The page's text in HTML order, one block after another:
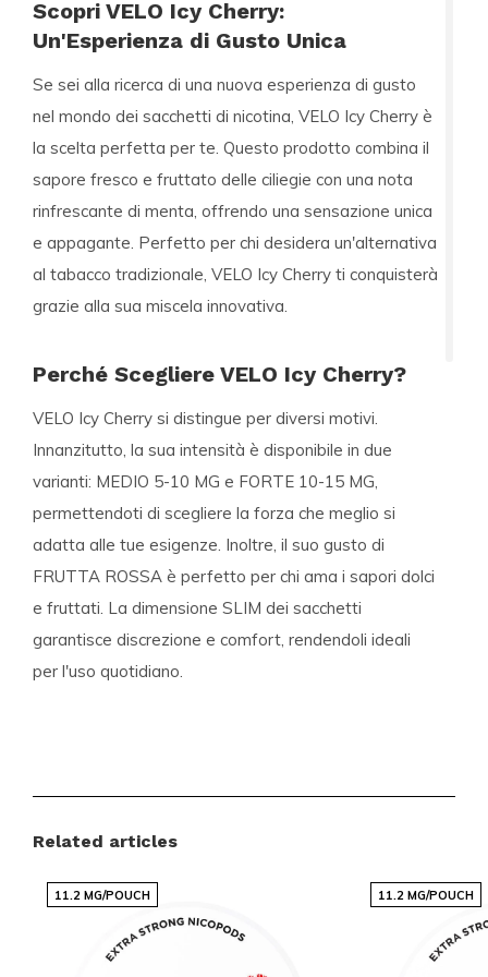
Scopri VELO Icy Cherry:
Un'Esperienza di Gusto Unica
Se sei alla ricerca di una nuova esperienza di gusto
nel mondo dei sacchetti di nicotina, VELO Icy Cherry è
la scelta perfetta per te. Questo prodotto combina il
sapore fresco e fruttato delle ciliegie con una nota
rinfrescante di menta, offrendo una sensazione unica
e appagante. Perfetto per chi desidera un'alternativa
al tabacco tradizionale, VELO Icy Cherry ti conquisterà
grazie alla sua miscela innovativa.
Perché Scegliere VELO Icy Cherry?
VELO Icy Cherry si distingue per diversi motivi.
Innanzitutto, la sua intensità è disponibile in due
varianti: MEDIO 5-10 MG e FORTE 10-15 MG
permettendoti di scegliere la forza che meglio si
adatta alle tue esigenze. Inoltre, il suo gusto di
FRUTTA ROSSA è perfetto per chi ama i sapori dolci
e fruttati. La dimensione SLIM dei sacchetti
garantisce discrezione e comfort, rendendoli ideali
per l'uso quotidiano.
Intensità:MEDIO 5-10 MG, FORTE 10-15 MG
Gusto:FRUTTA, FRUTTA ROSSA
Dimensione:
Related articles
11.2 MG/POUCH 11.2 MG/POUCH